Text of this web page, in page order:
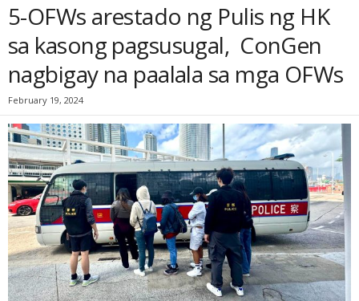
5-OFWs arestado ng Pulis ng HK
sa kasong pagsusugal, ConGen
nagbigay na paalala sa mga OFWs
February 19, 2024